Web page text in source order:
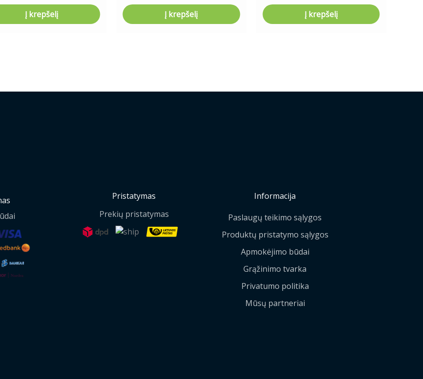
Į krepšelį Į krepšelį Į krepšelį
Pristatymas
Prekių pristatymas
Informacija
Paslaugų teikimo sąlygos
Produktų pristatymo sąlygos
Apmokėjimo būdai
Grąžinimo tvarka
Privatumo politika
Mūsų partneriai